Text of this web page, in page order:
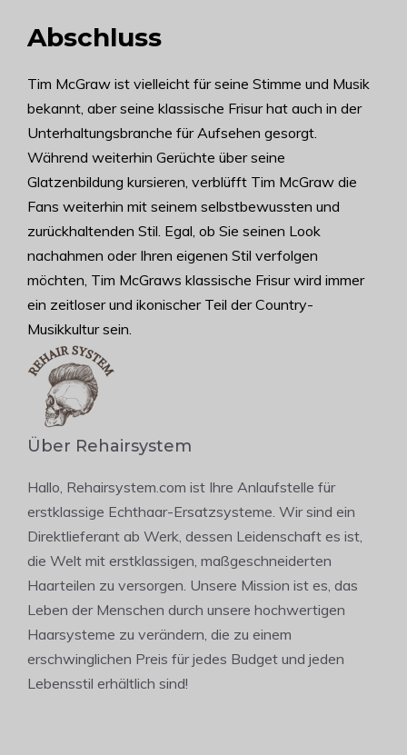
Abschluss
Tim McGraw ist vielleicht für seine Stimme und Musik
bekannt, aber seine klassische Frisur hat auch in der
Unterhaltungsbranche für Aufsehen gesorgt.
Während weiterhin Gerüchte über seine
Glatzenbildung kursieren, verblüfft Tim McGraw die
Fans weiterhin mit seinem selbstbewussten und
zurückhaltenden Stil. Egal, ob Sie seinen Look
nachahmen oder Ihren eigenen Stil verfolgen
möchten, Tim McGraws klassische Frisur wird immer
ein zeitloser und ikonischer Teil der Country-
Musikkultur sein.
Über Rehairsystem
Hallo, Rehairsystem.com ist Ihre Anlaufstelle für
erstklassige Echthaar-Ersatzsysteme. Wir sind ein
Direktlieferant ab Werk, dessen Leidenschaft es ist,
die Welt mit erstklassigen, maßgeschneiderten
Haarteilen zu versorgen. Unsere Mission ist es, das
Leben der Menschen durch unsere hochwertigen
Haarsysteme zu verändern, die zu einem
erschwinglichen Preis für jedes Budget und jeden
Lebensstil erhältlich sind!